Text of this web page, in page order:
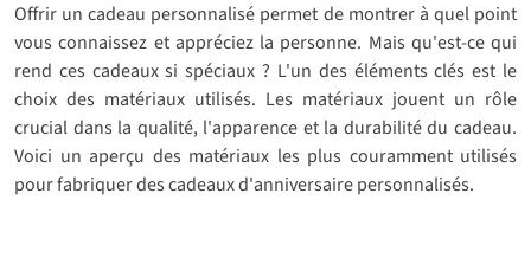
Offrir un cadeau personnalisé permet de montrer à quel point
vous connaissez et appréciez la personne. Mais qu'est-ce qui
rend ces cadeaux si spéciaux ? L'un des éléments clés est le
choix des matériaux utilisés. Les matériaux jouent un rôle
crucial dans la qualité, l'apparence et la durabilité du cadeau.
Voici un aperçu des matériaux les plus couramment utilisés
pour fabriquer des cadeaux d'anniversaire personnalisés.